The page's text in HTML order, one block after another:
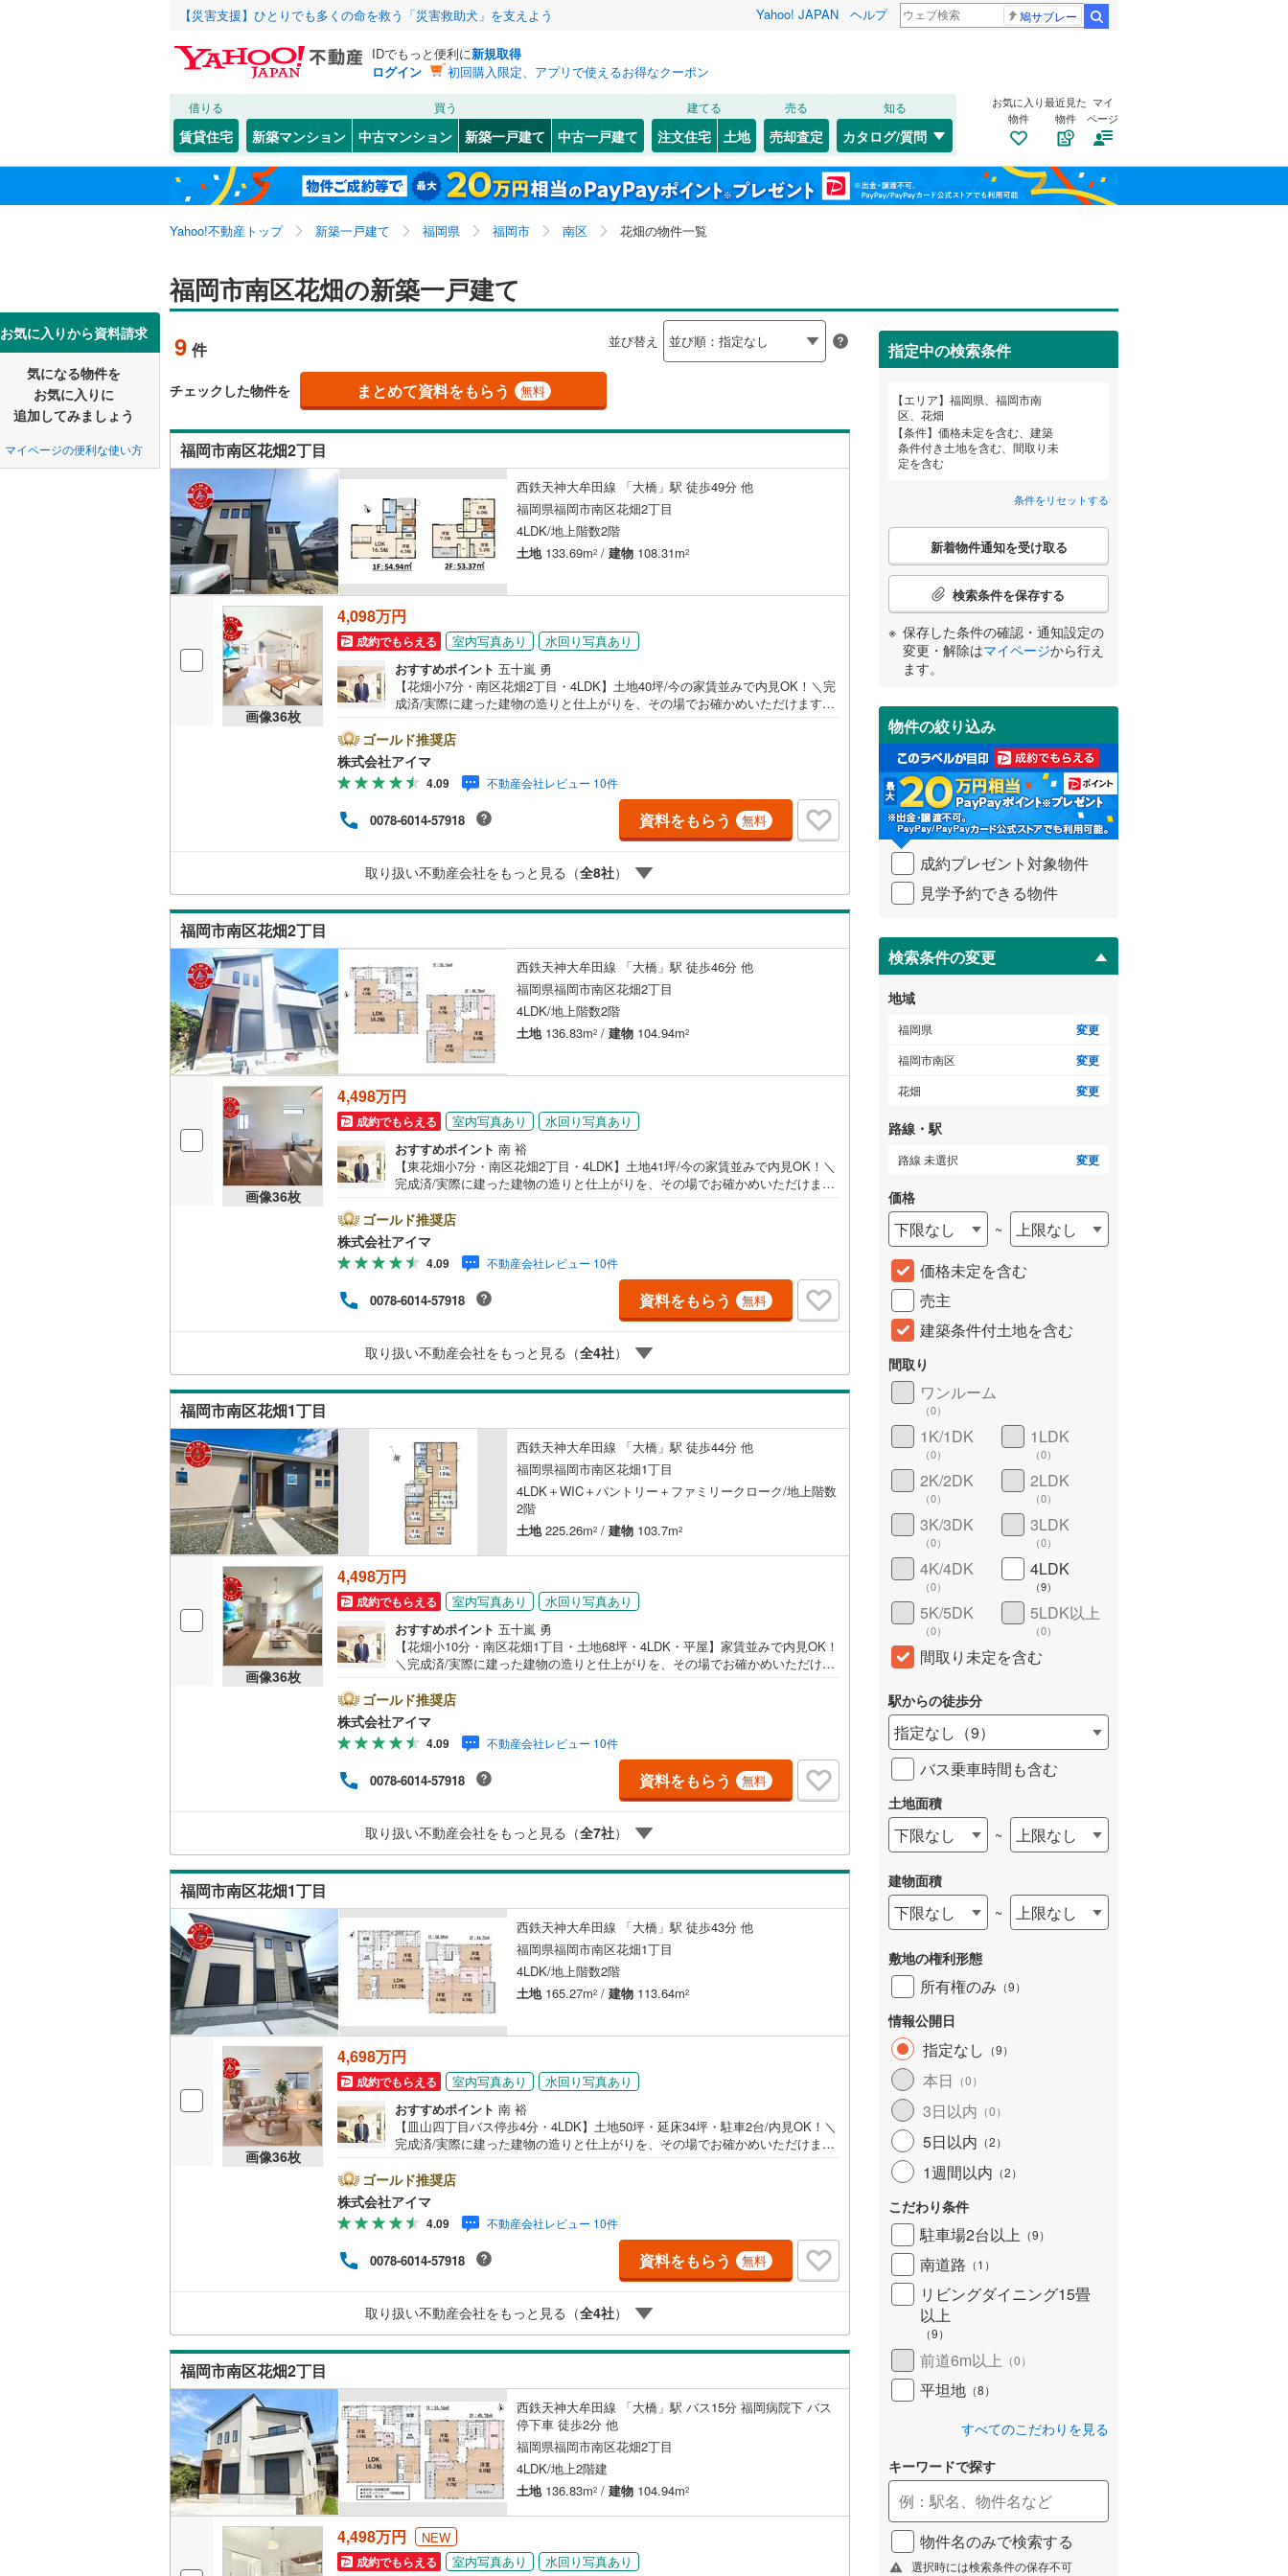
【災害支援】ひとりでも多くの命を救う「災害救助犬」を支えよう Yahoo! JAPAN ヘルプ 鳩サブレー
IDでもっと便利に新規取得
ログイン
初回購入限定、アプリで使えるお得なクーポン
借りる
賃貸住宅
買う
新築マンション 中古マンション 新築一戸建て 中古一戸建て
建てる
注文住宅 土地
売る
売却査定
知る
カタログ/質問
お気に入り
物件
最近見た
物件
マイ
ページ
Yahoo!不動産トップ 新築一戸建て 福岡県 福岡市 南区 花畑の物件一覧
お気に入りから資料請求
気になる物件を
お気に入りに
追加してみましょう
マイページの便利な使い方
福岡市南区花畑の新築一戸建て
9 件 並び替え
チェックした物件を まとめて資料をもらう 無料
福岡市南区花畑2丁目
西鉄天神大牟田線 「大橋」駅 徒歩49分 他
福岡県福岡市南区花畑2丁目
4LDK/地上階数2階
土地133.69m2 / 建物 108.31m2
画像36枚
4,098万円
成約でもらえる 室内写真あり
水回り写真あり
おすすめポイント 五十嵐 勇
【花畑小7分・南区花畑2丁目・4LDK】土地40坪/今の家賃並みで内見OK！＼完
成済/実際に建った建物の造りと仕上がりを、その場でお確かめいただけます。
らしの広さを数字でご確認いただけます。■居室・採光家族の時間が集まる住空
間です。使い方を選ばない全居室洋室。窓は2面採光を確保。ほかにフローリン
グ・南向きも備えます。■アイマのサポートアイマは福岡の新築一戸建て・マン
ションの専門店です大手ネット銀行はじめ多数の金融機関と提携/最長50年の返
済プランもご用意平日も夜間もご見学OK/ご自宅・最寄り駅まで送迎無料/オン
ライン相談OK「見るだけ」「ローン相談だけ」でも歓迎します他社でローンが
難しいと言われた方、転職後で審査にご不安の方もご相談ください■ご見学につ
あればご案内できます。お子様連れでもどうぞ。現地でご覧いただきたい点
や、周辺の様子についてもその場でご説明いたします
ゴールド推奨店
株式会社アイマ
4.09 不動産会社レビュー 10件
0078-6014-57918 資料をもらう 無料
取り扱い不動産会社をもっと見る（全8社）
福岡市南区花畑2丁目
西鉄天神大牟田線 「大橋」駅 徒歩46分 他
福岡県福岡市南区花畑2丁目
4LDK/地上階数2階
土地136.83m2 / 建物 104.94m2
画像36枚
4,498万円
成約でもらえる 室内写真あり
水回り写真あり
おすすめポイント 南 裕
【東花畑小7分・南区花畑2丁目・4LDK】土地41坪/今の家賃並みで内見OK！＼
完成済/実際に建った建物の造りと仕上がりを、その場でお確かめいただけま
と、暮らしの広さを数字でご確認いただけます。■品質・保証住まいの品質を支
える裏付けです。基礎は面で支えるベタ基礎。地盤調査を実施済み。完了検査
済証の交付済み。ほかにフラット35Sに対応・フラット35S適合証明書も備えま
す。■省エネ性能光熱費と快適さに配慮した仕様です。熱を伝えにくい複層ガラ
ス。外気と音を抑える二重サッシ。24時間換気で空気を循環。ほかにエコジョ
ーズも備えます。■アイマのサポートアイマは福岡の新築一戸建て・マンション
の専門店です大手ネット銀行はじめ多数の金融機関と提携/最長50年の返済プラ
相談OK「見るだけ」「ローン相談だけ」でも歓迎します他社でローンが難しい
と言われた方、転職後で審査にご不安の方もご相談ください
ゴールド推奨店
株式会社アイマ
4.09 不動産会社レビュー 10件
0078-6014-57918 資料をもらう 無料
取り扱い不動産会社をもっと見る（全4社）
福岡市南区花畑1丁目
西鉄天神大牟田線 「大橋」駅 徒歩44分 他
福岡県福岡市南区花畑1丁目
4LDK＋WIC＋パントリー＋ファミリークローク/地上階数
2階
土地225.26m2 / 建物 103.7m2
画像36枚
4,498万円
成約でもらえる 室内写真あり
水回り写真あり
おすすめポイント 五十嵐 勇
【花畑小10分・南区花畑1丁目・土地68坪・4LDK・平屋】家賃並みで内見OK！
＼完成済/実際に建った建物の造りと仕上がりを、その場でお確かめいただけま
暮らせます。■広さ・間取り間取りは4LDK・LDK18帖以上。土地約68坪・延床
約31坪と、暮らしの広さを数字でご確認いただけます。■アイマのサポートアイ
マは福岡の新築一戸建て・マンションの専門店です大手ネット銀行はじめ多数
の金融機関と提携/最長50年の返済プランもご用意平日も夜間もご見学OK/ご自
宅・最寄り駅まで送迎無料/オンライン相談OK「見るだけ」「ローン相談だ
け」でも歓迎します他社でローンが難しいと言われた方、転職後で審査にご不
安の方もご相談ください■ご見学についてご見学のご予約は前日までにいただけ
うぞ。現地でご覧いただきたい点や、周辺の様子についてもその場でご説明い
たしますお住まい探しのご相談だけでも承っております
ゴールド推奨店
株式会社アイマ
4.09 不動産会社レビュー 10件
0078-6014-57918 資料をもらう 無料
取り扱い不動産会社をもっと見る（全7社）
福岡市南区花畑1丁目
西鉄天神大牟田線 「大橋」駅 徒歩43分 他
福岡県福岡市南区花畑1丁目
4LDK/地上階数2階
土地165.27m2 / 建物 113.64m2
画像36枚
4,698万円
成約でもらえる 室内写真あり
水回り写真あり
おすすめポイント 南 裕
【皿山四丁目バス停歩4分・4LDK】土地50坪・延床34坪・駐車2台/内見OK！＼
完成済/実際に建った建物の造りと仕上がりを、その場でお確かめいただけま
と、暮らしの広さを数字でご確認いただけます。■品質・保証住まいの品質を支
える裏付けです。基礎は面で支えるベタ基礎。地盤調査を実施済み。完了検査
済証の交付済み。ほかにフラット35Sに対応・フラット35S適合証明書も備えま
す。■省エネ性能光熱費と快適さに配慮した仕様です。熱を伝えにくい複層ガラ
ス。外気と音を抑える二重サッシ。24時間換気で空気を循環。ほかにエコジョ
ーズも備えます。■アイマのサポートアイマは福岡の新築一戸建て・マンション
の専門店です大手ネット銀行はじめ多数の金融機関と提携/最長50年の返済プラ
相談OK「見るだけ」「ローン相談だけ」でも歓迎します他社でローンが難しい
と言われた方、転職後で審査にご不安の方もご相談ください
ゴールド推奨店
株式会社アイマ
4.09 不動産会社レビュー 10件
0078-6014-57918 資料をもらう 無料
取り扱い不動産会社をもっと見る（全4社）
福岡市南区花畑2丁目
西鉄天神大牟田線 「大橋」駅 バス15分 福岡病院下 バス
停下車 徒歩2分 他
福岡県福岡市南区花畑2丁目
4LDK/地上2階建
土地136.83m2 / 建物 104.94m2
4,498万円 NEW
成約でもらえる 室内写真あり 水回り写真あり
指定中の検索条件
エリア
福岡県、福岡市南
区、花畑
条件
価格未定を含む、建築
条件付き土地を含む、間取り未
定を含む
条件をリセットする
こ
検
条
件
受
け
取
る
・
条
件
を
イ
ペ
ジ
に
保
存
す
る
新着物件通知を受け取る
検索条件を保存する
保存した条件の確認・通知設定の
変更・解除はマイページから行え
ます。
物件の絞り込み
成約プレゼント対象物件
見学予約できる物件
検索条件の変更
地域
福岡県 変更
福岡市南区 変更
花畑 変更
路線・駅
路線 未選択 変更
価格
下限なし ~
上限なし
価格未定を含む
売主
建築条件付土地を含む
間取り
ワンルーム
（0）
1K/1DK
（0）
1LDK
（0）
2K/2DK
（0）
2LDK
（0）
3K/3DK
（0）
3LDK
（0）
4K/4DK
（0）
4LDK
（9）
5K/5DK
（0）
5LDK以上
（0）
間取り未定を含む
駅からの徒歩分
指定なし （9）
バス乗車時間も含む
土地面積
下限なし ~ 上限なし
建物面積
下限なし ~ 上限なし
敷地の権利形態
所有権のみ （9）
情報公開日
指定なし （9）
本日 （0）
3日以内 （0）
5日以内 （2）
1週間以内 （2）
こだわり条件
駐車場2台以上 （9）
南道路 （1 ）
リビングダイニング15畳
以上
（9）
前道6m以上 （0）
平坦地 （8）
すべてのこだわりを見る
キーワードで探す
物件名のみで検索する
選択時には検索条件の保存不可
北海道 北海道
東北 青森 岩手 宮城 秋田 山形 福島
関東 東京 神奈川 埼玉 千葉
信越・北陸 新潟 長野
三重
近畿 大阪 兵庫
中国 鳥取 島根 岡山 広島 山口
徳島 香川 愛媛 高知
九州・沖縄 福岡 佐賀 長崎 鹿児島 沖縄
該当物件0件 この条件で検索する 条件をリセットする
北九州市 門司区(26) 若松区(30) 戸畑区(11)
小倉北区(57) 小倉南区(79) 八幡東区(7)
八幡西区(136)
福岡市 東区(257)
(148 城南区(91)
福岡県のそのほ
かの地域
大牟田市(4) 直方市(1
柳川市(6)
筑後市(1)
行橋市( 中間市(7)
小郡市( 51) 筑紫野市 春日市(197)
大野城市(165) 宗像市(38) 太宰府市 (65)
古賀市(77) 福津市 うきは市(0)
宮若市(0) 朝倉市(
みやま市(1) 糸島市(42) 那珂川市(41)
糟屋郡宇美町( 糟屋郡志免町(29)
糟屋郡須惠町 (18 糟屋郡久山町(13)
糟屋郡粕屋町(31) 遠賀郡芦屋町(12) 遠賀郡水巻町( 11)
鞍手郡小竹町 0 )
鞍手郡鞍手町(0) 嘉穂郡桂川町(9) 朝倉郡筑前町(26)
八女郡広川町
田川郡香春町(0) 田川郡添田町(0)
田川郡糸田町(0) 田川郡川崎町 田川郡大任町
田川郡赤村(0) 田川郡福智町 京都郡苅田町
京都郡みやこ町(0) 築上郡吉富町(0) 築上郡上毛町
築上郡築上町(0)
該当物件0件 この条件で検索する 条件をリセットする
井尻(3) 市崎(1) 曰佐(7)
警弥郷(18) 皿山(14) 清水(1)
高木
2 多賀(1 )
寺塚(15)
長住(32) 西長住(6) 花畑(9)
横手( 24) 若久(25)
大平寺(3)
和田(16)
該当物件0件 この条件で検索する 条件をリセットする
JR 博多南線(3) 山陽本線（JR九州）( 0) 鹿児島本線(
香椎線(0) 篠栗線(0) 筑肥線(0)
久大本線(0) 日豊本線(0) 日田彦山線(0)
筑豊本線
(0) 後藤寺線(0)
地下鉄 福岡市地下鉄空港線(0) 福岡市地下鉄箱崎線(0) 福岡市地下鉄七隈線(2)
私鉄・その他 平成筑豊鉄道(0) 西鉄天神大牟田線(9) 西鉄太宰府線(0)
西鉄甘木線(0) 筑豊電気鉄道(0)
北九州都市モノレール小倉線(0)
平成筑豊鉄道門司港レトロ観光線
甘木鉄道(0)
該当物件0件 この条件で検索する 条件をリセットする
該当物件0件 この条件で検索する 条件をリセットする
こだわり条件 設備
床暖房（0） オール電化（0） トイレ２か所（8）
駐車場2台以上（9） ビルトインガレージ（0） 太陽光発電システム（0）
ＴＶモニタ付インターホン
防犯カメラ（
配置、向き、建ち方、日当たり
角地（0） 南道路（1）
平坦地（8）
LD
リビングダイニング15畳以上
9）
構造・規模・施工・品質・工法関連
耐震、免震、制震構造
（0）
住宅性能評価付き（0）
長期優良住宅（0）
大規模（総区画数50戸以上）
最寄りの駅が始発駅 小学校まで1km以内（7）
バリアフリー住宅（4） 間取り変更可能（0）
二世帯向け（0） 平屋・1階建て 3階建て以上（ 0）
サービスルーム（納戸）（2）
キッチン
独立型キッチン（1） 対面キッチン
浴室乾燥機あり
バルコニー、庭
ウッドデッキあり （0）
収納
ウォークインクローゼット
オンライン内見(相談)可（9） IT重説可（8）
オンライン対応とは？ 詳しく見る
該当物件0件 この条件で検索する 条件をリセットする
検索条件を保存しました
この検索条件の新着物件通知は、 マイページから設定できます。
保存した条件を見る
福岡県、福岡市南区、花畑、価格未定を含む、建築条件
付き土地を含む、間取り未定を含む
検索条件を保存する
マイページ
お気に入りリストを見る
閉じる
お気に入りリストを見る
閉じる